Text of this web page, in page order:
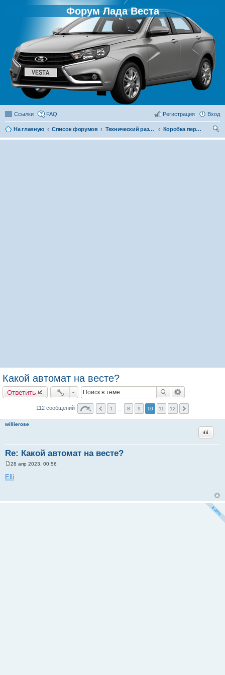
Форум Лада Веста
Ссылки FAQ Вход
Регистрация
На главную Список форумов Технический раздел
Коробка передач
ои
Какой автомат на весте?
Ответить
112 сообщений 1 8 9 10 11 12
willierose
Re: Какой автомат на весте?
Цитата
о
о
28 апр 2023, 00:56
Elli